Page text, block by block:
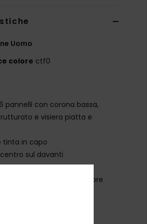
Uomo
colore ctf0
pannelli con corona bassa,
e visiera piatta e
tinta in capo
sul davanti
sulla chiusura posteriore